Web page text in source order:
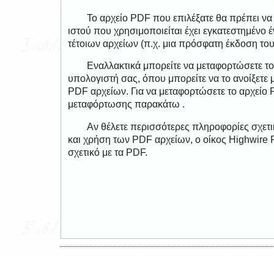
Το αρχείο PDF που επιλέξατε θα πρέπει
ιστού που χρησιμοποιείται έχει
τέτοιων αρχείων (π.χ. μια πρόσφατη έκδοση
Εναλλακτικά μπορείτε να μεταφορτώσετε
υπολογιστή σας, όπου μπορείτε να το
PDF αρχείων. Για να μεταφορτώσετε το
μεταφόρτωσης παρακάτω .
Αν θέλετε περισσότερες πληροφορίες
και χρήση των PDF αρχείων, ο οίκος Highwire
σχετικό με τα PDF.